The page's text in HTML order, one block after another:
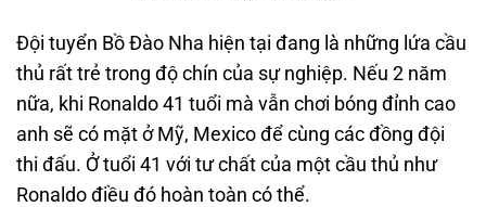
Đội tuyển Bồ Đào Nha hiện tại đang là những lứa cầu
thủ rất trẻ trong độ chín của sự nghiệp. Nếu 2 năm
nữa, khi Ronaldo 41 tuổi mà vẫn chơi bóng đỉnh cao
anh sẽ có mặt ở Mỹ, Mexico để cùng các đồng đội
thi đấu. Ở tuổi 41 với tư chất của một cầu thủ như
Ronaldo điều đó hoàn toàn có thể.